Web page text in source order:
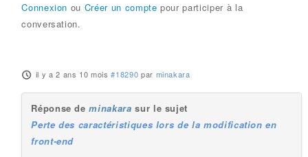
Connexion ou Créer un compte pour participer à la
conversation.
il y a 2 ans 10 mois #18290 par minakara
Réponse deminakara sur le sujet
Perte des caractéristiques lors de la modification en
front-end